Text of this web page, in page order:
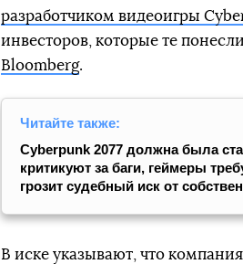
разработчиком видеоигры
инвесторов, которые те
Bloomberg.
Читайте также:
Cyberpunk 2077 должна была
критикуют за баги, геймеры
грозит судебный иск от
В иске указывают, что